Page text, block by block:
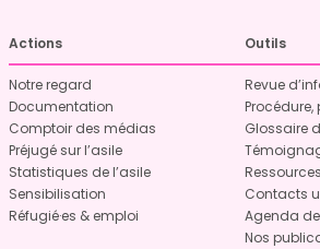
Actions
Notre regard
Documentation
Comptoir des médias
Préjugé sur l’asile
Statistiques de l’asile
Sensibilisation
Réfugié·es & emploi
Outils
Revue
Procédure,
Glossaire
Contacts
Agenda de
Nos